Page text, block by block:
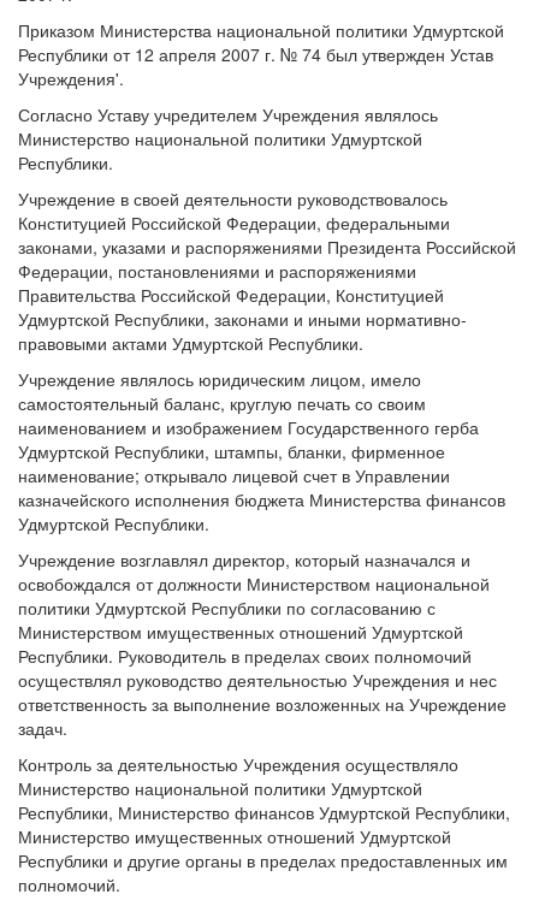
Приказом Министерства национальной политики Удмуртской
Республики от 12 апреля 2007 г. № 74 был утвержден Устав
Учреждения'.
Согласно Уставу учредителем Учреждения являлось
Министерство национальной политики Удмуртской
Республики.
Учреждение в своей деятельности руководствовалось
Конституцией Российской Федерации, федеральными
законами, указами и распоряжениями Президента Российской
Федерации, постановлениями и распоряжениями
Правительства Российской Федерации, Конституцией
Удмуртской Республики, законами и иными нормативно-
правовыми актами Удмуртской Республики.
Учреждение являлось юридическим лицом, имело
самостоятельный баланс, круглую печать со своим
наименованием и изображением Государственного герба
Удмуртской Республики, штампы, бланки, фирменное
наименование; открывало лицевой счет в Управлении
казначейского исполнения бюджета Министерства финансов
Удмуртской Республики.
Учреждение возглавлял директор, который назначался и
освобождался от должности Министерством национальной
политики Удмуртской Республики по согласованию с
Министерством имущественных отношений Удмуртской
Республики. Руководитель в пределах своих полномочий
осуществлял руководство деятельностью Учреждения и нес
ответственность за выполнение возложенных на Учреждение
задач.
Контроль за деятельностью Учреждения осуществляло
Министерство национальной политики Удмуртской
Республики, Министерство финансов Удмуртской Республики,
Министерство имущественных отношений Удмуртской
Республики и другие органы в пределах предоставленных им
полномочий.